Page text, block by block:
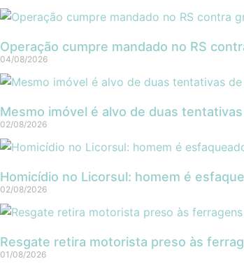
Operação cumpre mandado no RS
04/08/2026
Mesmo imóvel é alvo de duas
02/08/2026
Homicídio no Licorsul: homem é
02/08/2026
Resgate retira motorista preso às
01/08/2026